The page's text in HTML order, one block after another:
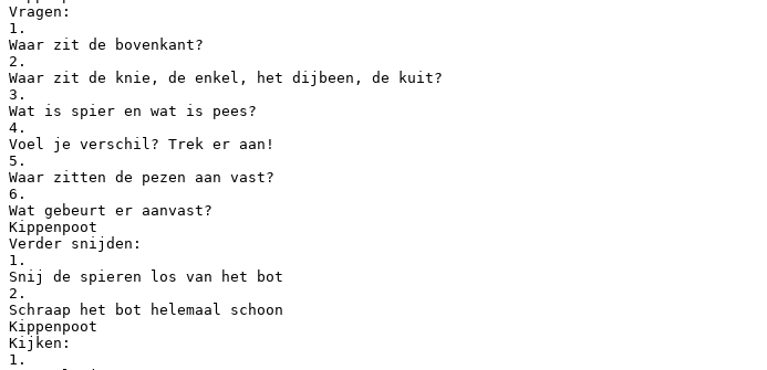
Vragen:
1.
Waar zit de bovenkant?
2.
Waar zit de knie, de enkel, het dijbeen, de kuit?
3.
Wat is spier en wat is pees?
4.
Voel je verschil? Trek er aan!
5.
Waar zitten de pezen aan vast?
6.
Wat gebeurt er aanvast?
Kippenpoot
Verder snijden:
1.
Snij de spieren los van het bot
2.
Schraap het bot helemaal schoon
Kippenpoot
Kijken:
1.